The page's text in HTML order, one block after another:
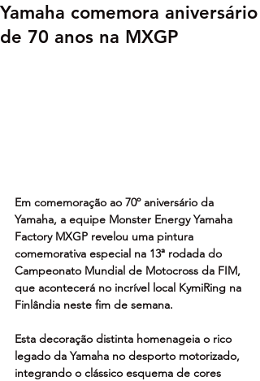
Yamaha comemora aniversário
de 70 anos na MXGP
Em comemoração ao 70º aniversário da
Yamaha, a equipe Monster Energy Yamaha
Factory MXGP revelou uma pintura
comemorativa especial na 13ª rodada do
Campeonato Mundial de Motocross da FIM,
que acontecerá no incrível local KymiRing na
Finlândia neste fim de semana.
Esta decoração distinta homenageia o rico
legado da Yamaha no desporto motorizado,
integrando o clássico esquema de cores